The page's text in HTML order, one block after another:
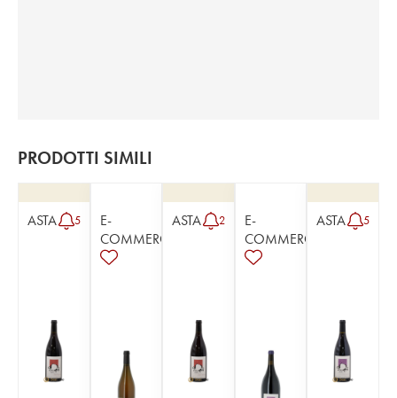
PRODOTTI SIMILI
ASTA 5
E-
COMMERCE
ASTA 2
E-
COMMERCE
ASTA 5